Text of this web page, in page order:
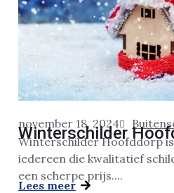
november 18, 2024
Winterschilder
Winterschilder Hoofddorp
iedereen die kwalitatief
een scherpe prijs....
Lees meer